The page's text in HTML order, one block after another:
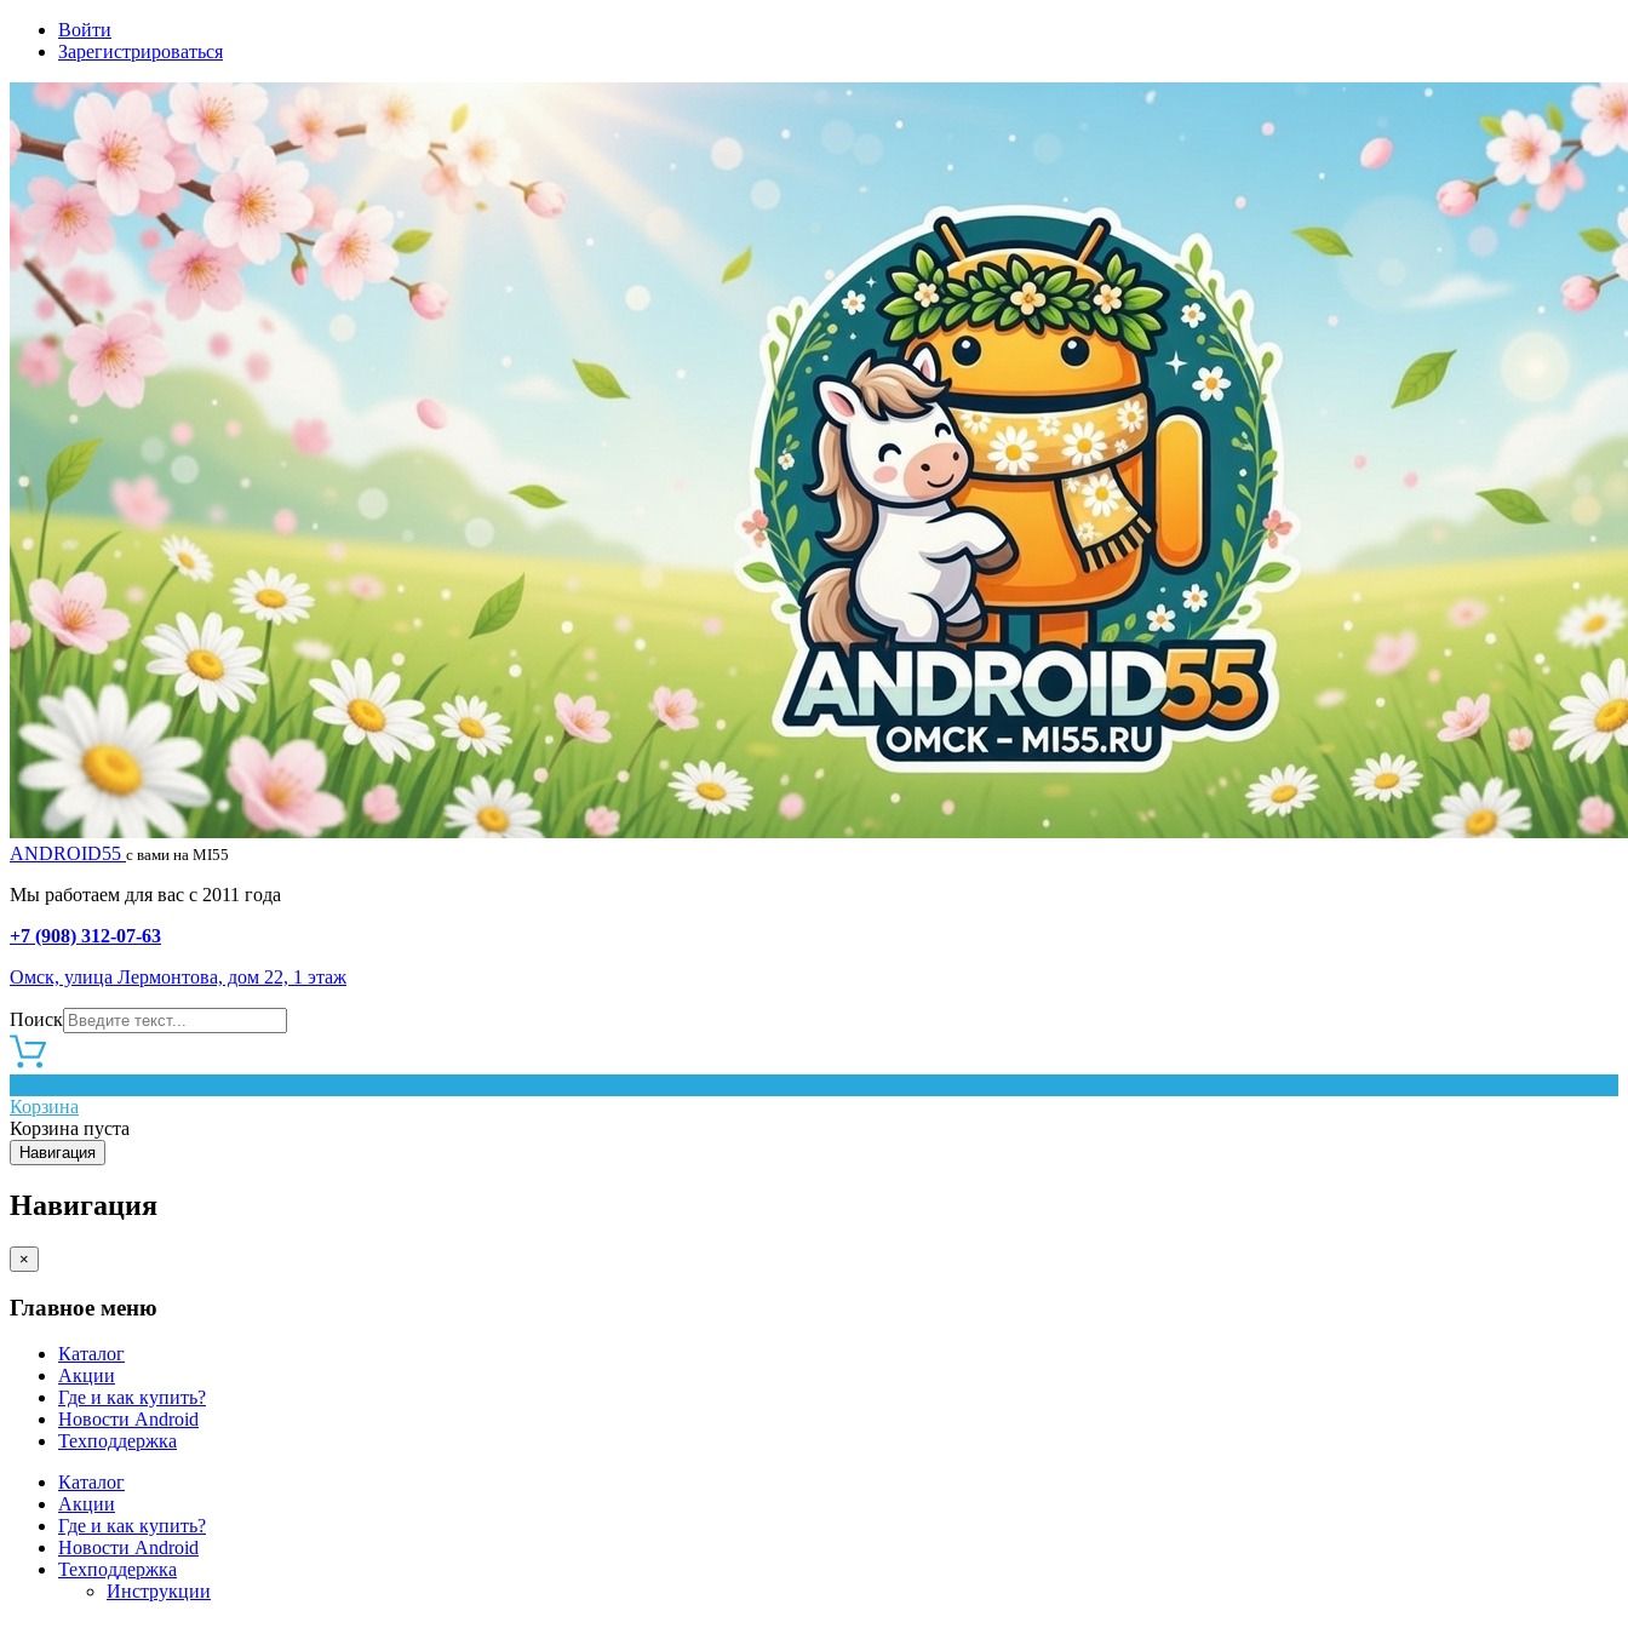
Войти
Зарегистрироваться
ANDROID55 с вами на MI55
Мы работаем для вас с 2011 года
+7 (908) 312-07-63
Омск, улица Лермонтова, дом 22, 1 этаж
Поиск
Корзина
Корзина пуста
Навигация
Навигация
×
Главное меню
Каталог
Акции
Где и как купить?
Новости Android
Техподдержка
Каталог
Акции
Где и как купить?
Новости Android
Техподдержка
Инструкции